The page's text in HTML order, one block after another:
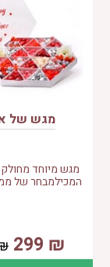
מגש של
המכילמבחר של
₪
299